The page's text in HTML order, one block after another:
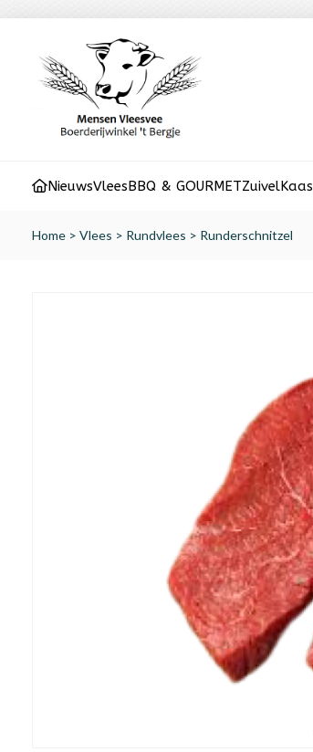
NieuwsVleesBBQ & GOURMETZuivelKaas
Home > Vlees > Rundvlees > Runderschnitzel